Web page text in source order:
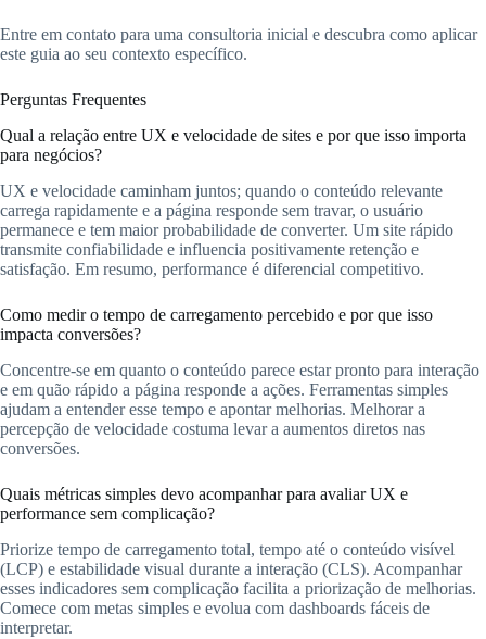
Entre em contato para uma consultoria inicial e descubra como aplicar
este guia ao seu contexto específico.
Perguntas Frequentes
Qual a relação entre UX e velocidade de sites e por que isso importa
para negócios?
UX e velocidade caminham juntos; quando o conteúdo relevante
carrega rapidamente e a página responde sem travar, o usuário
permanece e tem maior probabilidade de converter. Um site rápido
transmite confiabilidade e influencia positivamente retenção e
satisfação. Em resumo, performance é diferencial competitivo.
Como medir o tempo de carregamento percebido e por que isso
impacta conversões?
Concentre-se em quanto o conteúdo parece estar pronto para interação
e em quão rápido a página responde a ações. Ferramentas simples
ajudam a entender esse tempo e apontar melhorias. Melhorar a
percepção de velocidade costuma levar a aumentos diretos nas
conversões.
Quais métricas simples devo acompanhar para avaliar UX e
performance sem complicação?
Priorize tempo de carregamento total, tempo até o conteúdo visível
(LCP) e estabilidade visual durante a interação (CLS). Acompanhar
esses indicadores sem complicação facilita a priorização de melhorias.
Comece com metas simples e evolua com dashboards fáceis de
interpretar.